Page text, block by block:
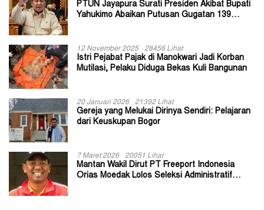
PTUN Jayapura Surati Presiden Akibat Bupati
Yahukimo Abaikan Putusan Gugatan 139
12 November 2025 28456 Lihat
Istri Pejabat Pajak di Manokwari Jadi Korban
Mutilasi, Pelaku Diduga Bekas Kuli Bangunan
20 Januari 2026 21392 Lihat
Gereja yang Melukai Dirinya Sendiri: Pelajaran
dari Keuskupan Bogor
7 Maret 2026 20051 Lihat
Mantan Wakil Dirut PT Freeport Indonesia
Orias Moedak Lolos Seleksi Administratif